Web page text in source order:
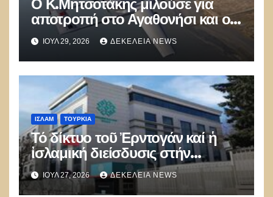
Ο Κ.Μητσοτάκης μιλούσε για
αποτροπή στο Αγαθονήσι και οι
Τούρκοι παραβίαζαν με ΑΦΝΣ
και drone
ΙΟΎΛ 29, 2026 ΔΕΚΈΛΕΙΑ NEWS
ΙΣΛΑΜ ΤΟΥΡΚΊΑ
Τό δίκτυο τοῦ Ἐρντογάν καί ἡ
ἰσλαμική διείσδυσις στήν
Εὐρώπη
ΙΟΎΛ 27, 2026 ΔΕΚΈΛΕΙΑ NEWS